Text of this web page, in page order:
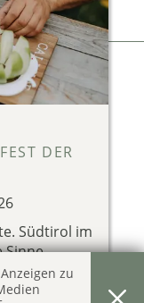
zu
DER
Südtirol im
Sinne.
2026